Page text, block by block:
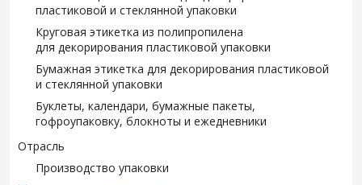
пластиковой и стеклянной упаковки
Круговая этикетка из полипропилена
для декорирования пластиковой упаковки
Бумажная этикетка для декорирования пластиковой
и стеклянной упаковки
Буклеты, календари, бумажные пакеты,
гофроупаковку, блокноты и ежедневники
Отрасль
Производство упаковки